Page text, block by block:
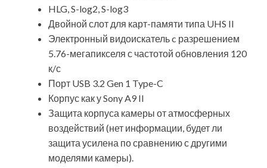
HLG, S-log2, S-log3
Двойной слот для карт-памяти типа UHS II
Электронный видоискатель c разрешением
5.76-мегапикселя с частотой обновления 120
к/с
Порт USB 3.2 Gen 1 Type-C
Корпус как у Sony A9 II
Защита корпуса камеры от атмосферных
воздействий (нет информации, будет ли
защита усилена по сравнению с другими
моделями камеры).